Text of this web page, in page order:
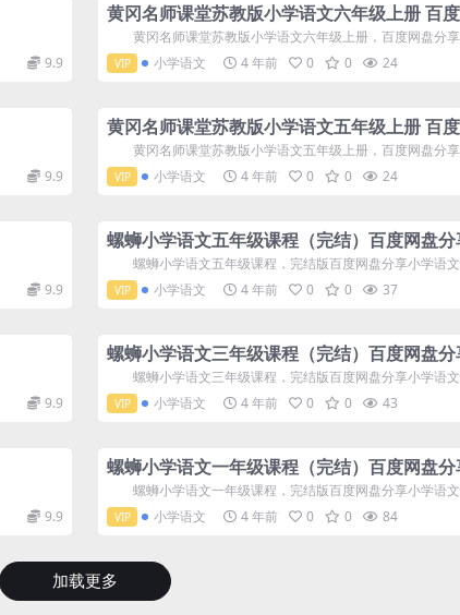
9.9
黄冈名师课堂苏教版小学语文六年级上册 百
黄冈名师课堂苏教版小学语文六年级上册，百度网盘分
VIP 小学语文 4 年前 0 0 24
9.9
黄冈名师课堂苏教版小学语文五年级上册 百
黄冈名师课堂苏教版小学语文五年级上册，百度网盘分
VIP 小学语文 4 年前 0 0 24
9.9
螺蛳小学语文五年级课程（完结）百度网盘分
螺蛳小学语文五年级课程，完结版百度网盘分享小学语
VIP 小学语文 4 年前 0 0 37
9.9
螺蛳小学语文三年级课程（完结）百度网盘分
螺蛳小学语文三年级课程，完结版百度网盘分享小学语
VIP 小学语文 4 年前 0 0 43
9.9
螺蛳小学语文一年级课程（完结）百度网盘分
螺蛳小学语文一年级课程，完结版百度网盘分享小学
VIP 小学语文 4 年前 0 0 84
加载更多